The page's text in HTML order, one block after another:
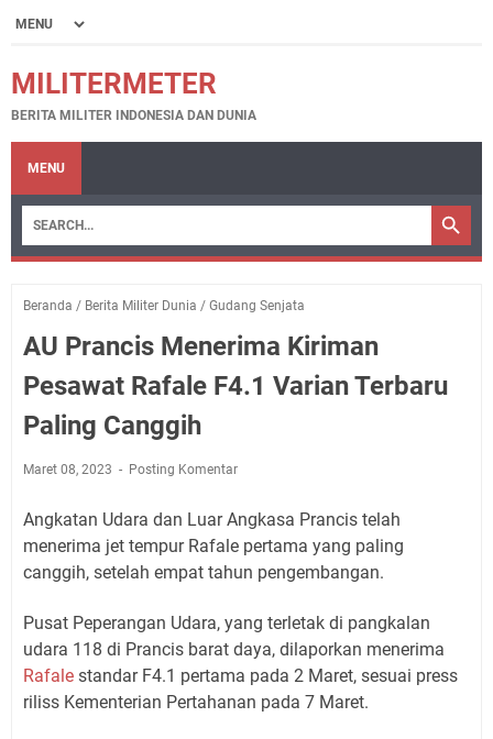
MILITERMETER
BERITA MILITER INDONESIA DAN DUNIA
MENU
Beranda / Berita Militer Dunia / Gudang Senjata
AU Prancis Menerima Kiriman
Pesawat Rafale F4.1 Varian Terbaru
Paling Canggih
Maret 08, 2023 Posting Komentar
Angkatan Udara dan Luar Angkasa Prancis telah
menerima jet tempur Rafale pertama yang paling
canggih, setelah empat tahun pengembangan.
Pusat Peperangan Udara, yang terletak di pangkalan
udara 118 di Prancis barat daya, dilaporkan menerima
Rafale standar F4.1 pertama pada 2 Maret, sesuai press
riliss Kementerian Pertahanan pada 7 Maret.